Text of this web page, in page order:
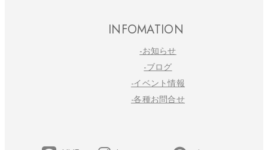
INFOMATION
-お知らせ
-ブログ
-イベント情報
-各種お問合せ